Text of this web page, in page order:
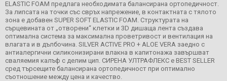
ELASTIC FOAM предлага необходимата балансирана ортопедичност.
За липсата на точки със свръх напрежение, в контактната с тялото
зона е добавен SUPER SOFT ELASTIC FOAM. Структурата на
сърцевината от „отворени“ клетки и 3D дишаща лента създава
оптимална система за максимална проветривост и вентилация на
влагата и в дълбочина. SILVER ACTIVE PRO + ALOE VERA заедно с
антиалергични силиконизирани влакна в капитонажа завършват
сваляемия калъф с делим цип. СИРЕНА УЛТРАФЛЕКС е BEST SELLER
сред търсещите балансирана ортопедичност при оптимално
съотношение между цена и качество.